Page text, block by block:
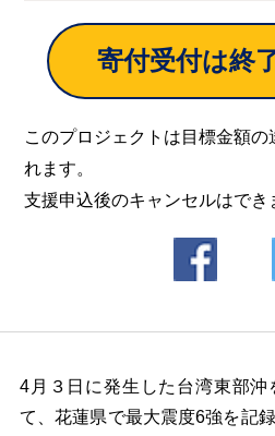
寄付受付は終
このプロジェクトは目標金額
れます。
支援申込後のキャンセルはでき
4月３日に発生した台湾東部沖
て、花蓮県で最大震度6強を記